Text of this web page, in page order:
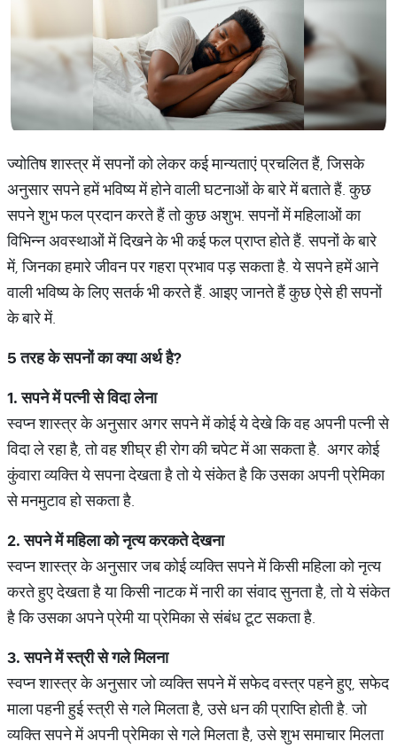
ज्योतिष शास्त्र में सपनों को लेकर कई मान्यताएं प्रचलित हैं, जिसके
अनुसार सपने हमें भविष्य में होने वाली घटनाओं के बारे में बताते हैं. कुछ
सपने शुभ फल प्रदान करते हैं तो कुछ अशुभ. सपनों में महिलाओं का
विभिन्न अवस्थाओं में दिखने के भी कई फल प्राप्त होते हैं. सपनों के बारे
में, जिनका हमारे जीवन पर गहरा प्रभाव पड़ सकता है. ये सपने हमें आने
वाली भविष्य के लिए सतर्क भी करते हैं. आइए जानते हैं कुछ ऐसे ही सपनों
के बारे में.
5तरहकेसपनोंकाक्याअर्थहै?
1.सपनेमेंपत्नीसेविदालेना
स्वप्न शास्त्र के अनुसार अगर सपने में कोई ये देखे कि वह अपनी पत्नी से
विदा ले रहा है, तो वह शीघ्र ही रोग की चपेट में आ सकता है. अगर कोई
कुंवारा व्यक्ति ये सपना देखता है तो ये संकेत है कि उसका अपनी प्रेमिका
से मनमुटाव हो सकता है.
2.सपनेमेंमहिलाकोनृत्यकरकतेदेखना
स्वप्न शास्त्र के अनुसार जब कोई व्यक्ति सपने में किसी महिला को नृत्य
करते हुए देखता है या किसी नाटक में नारी का संवाद सुनता है, तो ये संकेत
है कि उसका अपने प्रेमी या प्रेमिका से संबंध टूट सकता है.
3.सपनेमेंस्त्रीसेगलेमिलना
स्वप्न शास्त्र के अनुसार जो व्यक्ति सपने में सफेद वस्त्र पहने हुए, सफेद
माला पहनी हुई स्त्री से गले मिलता है, उसे धन की प्राप्ति होती है. जो
व्यक्ति सपने में अपनी प्रेमिका से गले मिलता है, उसे शुभ समाचार मिलता